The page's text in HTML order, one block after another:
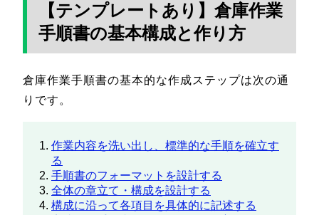
【テンプレートあり】倉庫作業
手順書の基本構成と作り方
倉庫作業手順書の基本的な作成ステップは次の通
りです。
作業内容を洗い出し、標準的な手順を確立す
る
手順書のフォーマットを設計する
全体の章立て・構成を設計する
構成に沿って各項目を具体的に記述する